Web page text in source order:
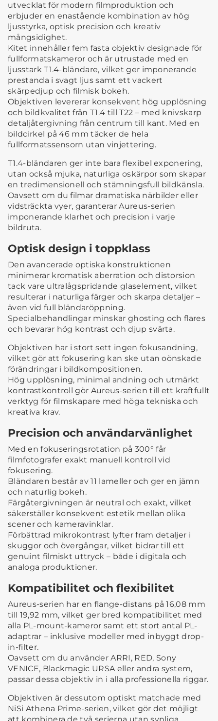
utvecklat för modern filmproduktion och
erbjuder en enastående kombination av hög
ljusstyrka, optisk precision och kreativ
mångsidighet.
Kitet innehåller fem fasta objektiv designade för
fullformatskameror och är utrustade med en
ljusstark T1.4-bländare, vilket ger imponerande
prestanda i svagt ljus samt ett vackert
skärpedjup och filmisk bokeh.
Objektiven levererar konsekvent hög upplösning
och bildkvalitet från T1.4 till T22 – med knivskarp
detaljåtergivning från centrum till kant. Med en
bildcirkel på 46 mm täcker de hela
fullformatssensorn utan vinjettering.
T1.4-bländaren ger inte bara flexibel exponering,
utan också mjuka, naturliga oskärpor som skapar
en tredimensionell och stämningsfull bildkänsla.
Oavsett om du filmar dramatiska närbilder eller
vidsträckta vyer, garanterar Aureus-serien
imponerande klarhet och precision i varje
bildruta.
Optisk design i toppklass
Den avancerade optiska konstruktionen
minimerar kromatisk aberration och distorsion
tack vare ultralågspridande glaselement, vilket
resulterar i naturliga färger och skarpa detaljer –
även vid full bländaröppning.
Specialbehandlingar minskar ghosting och flares
och bevarar hög kontrast och djup svärta.
Objektiven har i stort sett ingen fokusandning,
vilket gör att fokusering kan ske utan oönskade
förändringar i bildkompositionen.
Hög upplösning, minimal andning och utmärkt
kontrastkontroll gör Aureus-serien till ett kraftfullt
verktyg för filmskapare med höga tekniska och
kreativa krav.
Precision och användarvänlighet
Med en fokuseringsrotation på 300° får
filmfotografer exakt manuell kontroll vid
fokusering.
Bländaren består av 11 lameller och ger en jämn
och naturlig bokeh.
Färgåtergivningen är neutral och exakt, vilket
säkerställer konsekvent estetik mellan olika
scener och kameravinklar.
Förbättrad mikrokontrast lyfter fram detaljer i
skuggor och övergångar, vilket bidrar till ett
genuint filmiskt uttryck – både i digitala och
analoga produktioner.
Kompatibilitet och flexibilitet
Aureus-serien har en flange-distans på 16,08 mm
till 19,92 mm, vilket ger bred kompatibilitet med
alla PL-mount-kameror samt ett stort antal PL-
adaptrar – inklusive modeller med inbyggt drop-
in-filter.
Oavsett om du använder ARRI, RED, Sony
VENICE, Blackmagic URSA eller andra system,
passar dessa objektiv in i alla professionella riggar.
Objektiven är dessutom optiskt matchade med
NiSi Athena Prime-serien, vilket gör det möjligt